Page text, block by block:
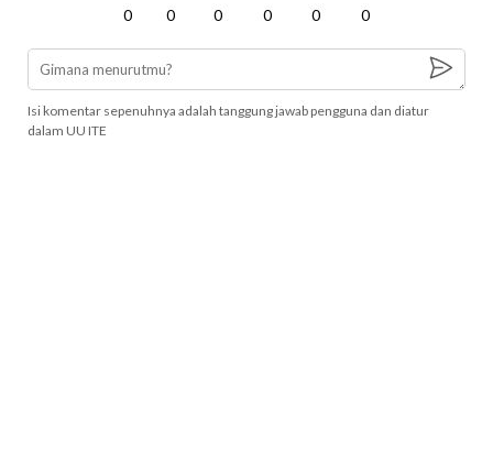
0 0 0 0 0 0
Isi komentar sepenuhnya adalah tanggung jawab pengguna dan diatur
dalam UU ITE